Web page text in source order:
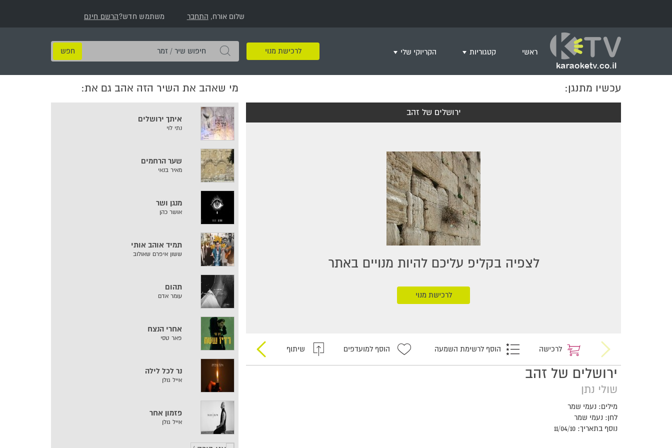
שלום אורח, התחבר משתמש חדש?הרשם חינם
ראשי קטגוריות
שירי רוק/פופ
היפ הופ
English songs
שירי ארץ ישראל
שירי אירוויזיון
מסיבת רווקות
שירי יום הזיכרון
שירי ילדים
שירי קטנטנים
שירי להקות צבאיות
הקריוקי שלי
+ צור רשימת השמעה חדשה
לרכישת מנוי
חיפוש
שיר
/
זמר
עכשיו מתנגן:
ירושלים של זהב
לצפיה בקליפ עליכם להיות מנויים באתר
לרכישת מנוי
לרכישה הוסף לרשימת השמעה הוסף למועדפים שיתוף
ירושלים של זהב
שולי נתן
מילים: נעמי שמר
לחן: נעמי שמר
נוסף בתאריך: 11/04/10
מי שאהב את השיר הזה אהב גם את:
איתך ירושלים
נתי לוי
שער הרחמים
מאיר בנאי
מנגן ושר
אושר כהן
תמיד אוהב אותי
ששון איפרם שאולוב
תהום
עומר אדם
אחרי הנצח
פאר טסי
נר לכל לילה
אייל גולן
פזמון אחר
אייל גולן